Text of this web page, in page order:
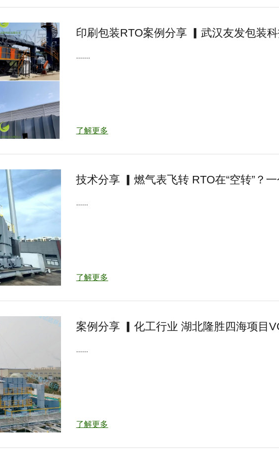
印刷包装RTO案例分享 ▎武汉友发包装
.......
了解更多
技术分享 ▎燃气表飞转 RTO在“空转”？
......
了解更多
案例分享 ▎化工行业 湖北隆胜四海项目
......
了解更多